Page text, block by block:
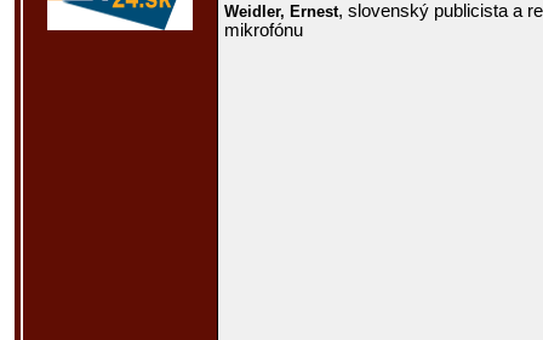
Weidler, Ernest, slovenský publicista a
mikrofónu